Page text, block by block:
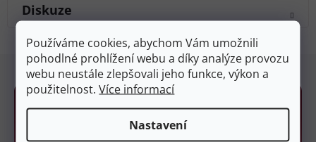
Používáme cookies, abychom Vám umožnili
pohodlné prohlížení webu a díky analýze provozu
webu neustále zlepšovali jeho funkce, výkon a
použitelnost.Více informací
Nastavení
Diskuze